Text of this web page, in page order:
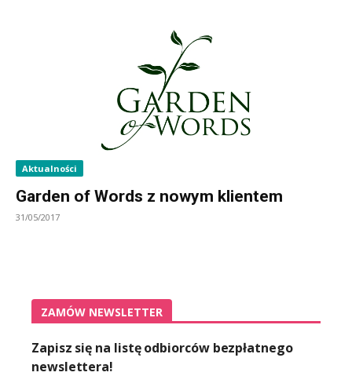
Aktualności
Garden of Words z nowym klientem
31/05/2017
ZAMÓW NEWSLETTER
Zapisz się na listę odbiorców bezpłatnego
newslettera!